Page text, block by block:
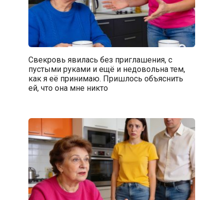
Свекровь явилась без приглашения, с
пустыми руками и ещё и недовольна тем,
как я её принимаю. Пришлось объяснить
ей, что она мне никто